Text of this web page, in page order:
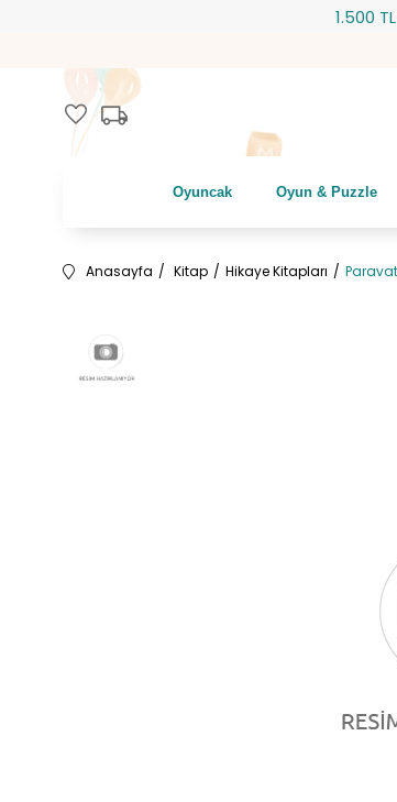
1.500 TL ve
favorite local_shipping
Oyuncak Oyun & Puzzle
Anasayfa Kitap Hikaye Kitapları